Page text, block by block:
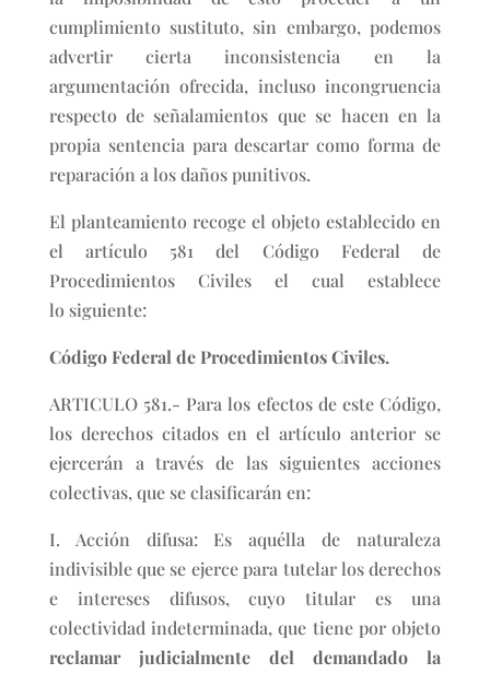
cumplimiento sustituto, sin embargo, podemos
advertir cierta inconsistencia en la
argumentación ofrecida, incluso incongruencia
respecto de señalamientos que se hacen en la
propia sentencia para descartar como forma de
reparación a los daños punitivos.
El planteamiento recoge el objeto establecido en
el artículo 581 del Código Federal de
Procedimientos Civiles el cual establece
lo siguiente:
Código Federal de Procedimientos Civiles.
ARTICULO 581.- Para los efectos de este Código,
los derechos citados en el artículo anterior se
ejercerán a través de las siguientes acciones
colectivas, que se clasificarán en:
I. Acción difusa: Es aquélla de naturaleza
indivisible que se ejerce para tutelar los derechos
e intereses difusos, cuyo titular es una
colectividad indeterminada, que tiene por objeto
reclamar judicialmente del demandado la